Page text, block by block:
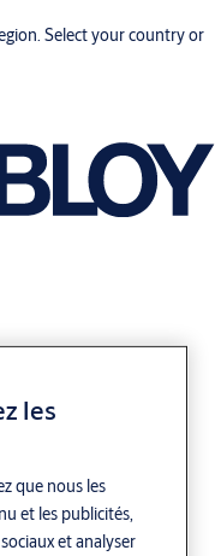
Select your country or
les
que nous les
et les publicités,
et analyser